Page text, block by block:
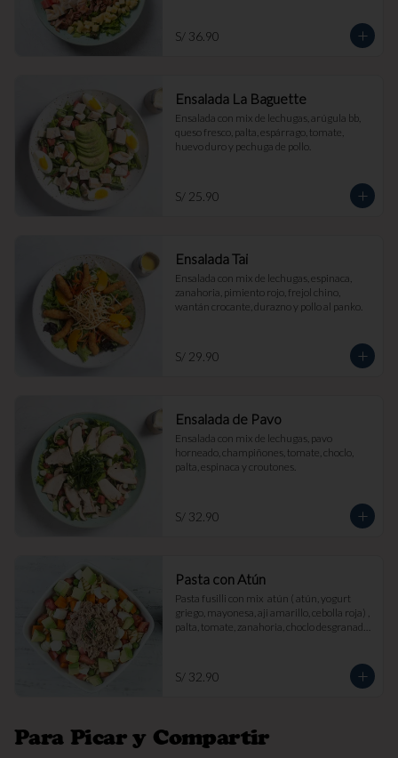
S/ 36.90
Ensalada La Baguette
Ensalada con mix de lechugas, arúgula bb,
queso fresco, palta, espárrago, tomate,
huevo duro y pechuga de pollo.
S/ 25.90
Ensalada Tai
Ensalada con mix de lechugas, espinaca,
zanahoria, pimiento rojo, frejol chino,
wantán crocante, durazno y pollo al panko.
S/ 29.90
Ensalada de Pavo
Ensalada con mix de lechugas, pavo
horneado, champiñones, tomate, choclo,
palta, espinaca y croutones.
S/ 32.90
Pasta con Atún
Pasta fusilli con mix  atún ( atún, yogurt
griego, mayonesa, aji amarillo, cebolla roja) ,
palta, tomate, zanahoria, choclo desgranado
S/ 32.90
Para Picar y Compartir